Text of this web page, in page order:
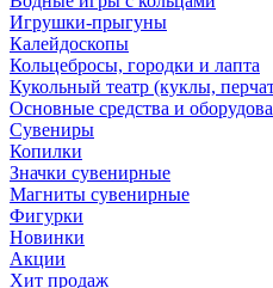
Игрушки-прыгуны
Калейдоскопы
Кольцебросы, городки и лапта
Кукольный театр (куклы,
Основные средства и
Сувениры
Копилки
Значки сувенирные
Магниты сувенирные
Фигурки
Новинки
Акции
Хит продаж